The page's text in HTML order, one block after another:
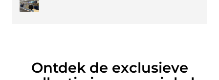
Ontdek de exclusieve